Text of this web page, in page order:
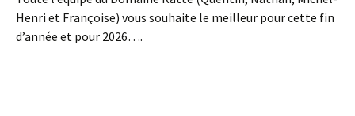
Henri et Françoise) vous souhaite le meilleur pour cette fin
d’année et pour 2026….